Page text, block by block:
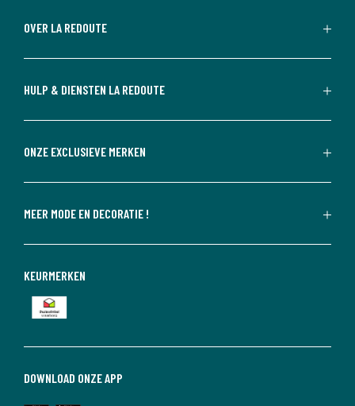
OVER LA REDOUTE
HULP & DIENSTEN LA REDOUTE
ONZE EXCLUSIEVE MERKEN
MEER MODE EN DECORATIE !
DOWNLOAD ONZE APP
KEURMERKEN